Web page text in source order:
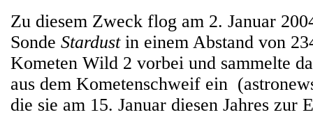
Zu diesem Zweck flog am 2. Januar
Sonde Stardustin einem Abstand von
Kometen Wild 2 vorbei und sammelte
aus dem Kometenschweif ein
die sie am 15. Januar diesen Jahres zur